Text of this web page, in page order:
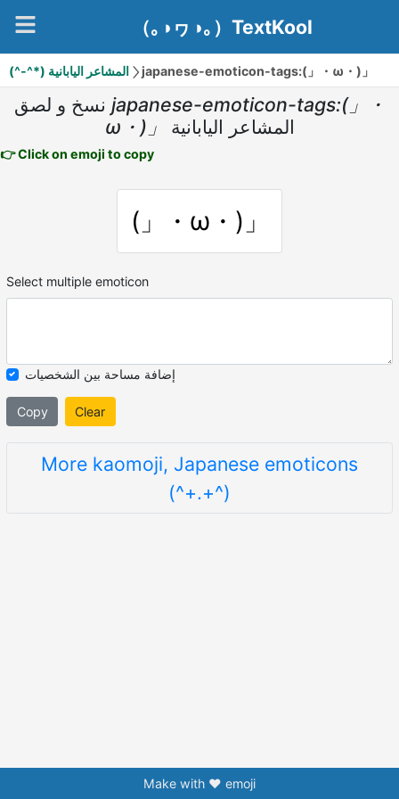
（｡◑ヮ◑｡）TextKool
(^-^*) المشاعر اليابانية japanese-emoticon-tags:(」・ω・)」
نسخ و لصق japanese-emoticon-tags:(」・
ω・)」
المشاعر اليابانية
👉 Click on emoji to copy
(」・ω・)」
Select multiple emoticon
إضافة مساحة بين الشخصيات
Copy Clear
More kaomoji, Japanese emoticons
(^+.+^)
Make with ❤️ emoji